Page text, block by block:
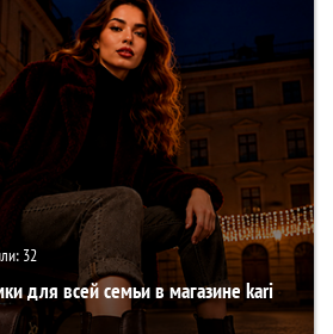
32
для всей семьи в магазине kari